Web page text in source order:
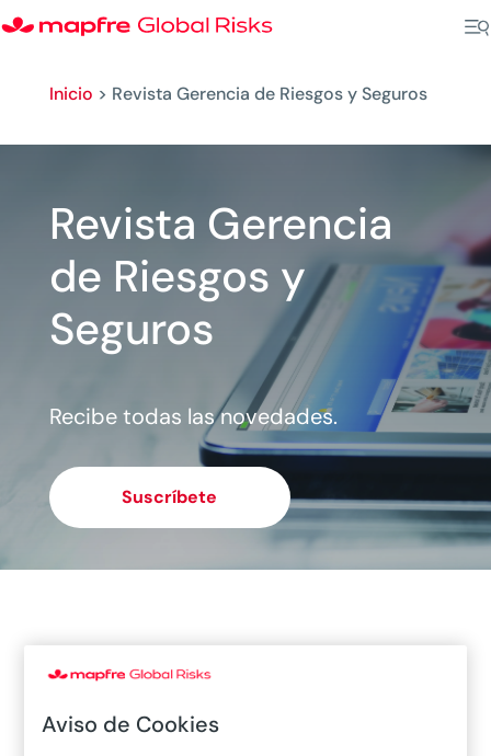
Inicio > Revista Gerencia de Riesgos y Seguros
Revista Gerencia
de Riesgos y
Seguros
Recibe todas las novedades.
Suscríbete
Aviso de Cookies